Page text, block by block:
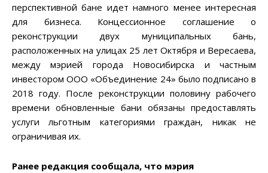
перспективной бане идет намного менее интересная
для бизнеса. Концессионное соглашение о
реконструкции двух муниципальных бань,
расположенных на улицах 25 лет Октября и Вересаева,
между мэрией города Новосибирска и частным
инвестором ООО «Объединение 24» было подписано в
2018 году. После реконструкции половину рабочего
времени обновленные бани обязаны предоставлять
услуги льготным категориями граждан, никак не
ограничивая их.
Ранее редакция сообщала, что мэрия